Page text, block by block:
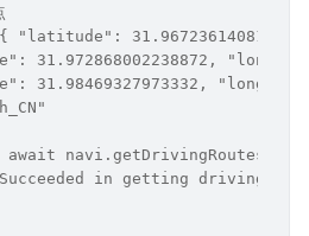
"latitude":
31.972868002238872,
31.98469327973332,
await
in getting driving